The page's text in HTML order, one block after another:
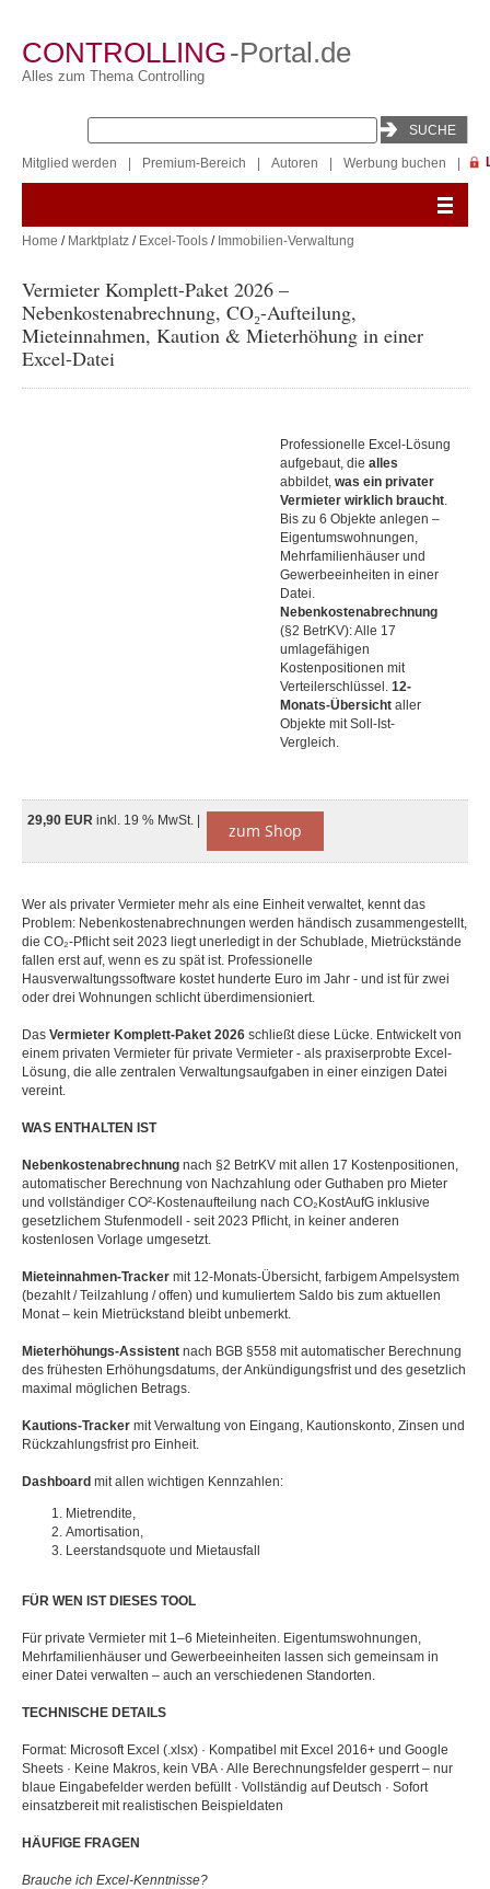
CONTROLLING-Portal.de
Alles zum Thema Controlling
Mitglied werden Premium-Bereich Autoren Werbung buchen
Home / Marktplatz / Excel-Tools / Immobilien-Verwaltung
Vermieter Komplett-Paket 2026 –
Nebenkostenabrechnung, CO₂-Aufteilung,
Mieteinnahmen, Kaution & Mieterhöhung in einer
Excel-Datei
Professionelle Excel-Lösung
aufgebaut, die alles
abbildet, was ein privater
Vermieter wirklich braucht.
Bis zu 6 Objekte anlegen –
Eigentumswohnungen,
Mehrfamilienhäuser und
Gewerbeeinheiten in einer
Datei.
Nebenkostenabrechnung
(§2 BetrKV): Alle 17
umlagefähigen
Kostenpositionen mit
Verteilerschlüssel. 12-
Monats-Übersicht aller
Objekte mit Soll-Ist-
Vergleich.
29,90 EUR inkl. 19 % MwSt. | zum Shop
Wer als privater Vermieter mehr als eine Einheit verwaltet, kennt das
Problem: Nebenkostenabrechnungen werden händisch zusammengestellt,
die CO₂-Pflicht seit 2023 liegt unerledigt in der Schublade, Mietrückstände
fallen erst auf, wenn es zu spät ist. Professionelle
Hausverwaltungssoftware kostet hunderte Euro im Jahr - und ist für zwei
oder drei Wohnungen schlicht überdimensioniert.
Das Vermieter Komplett-Paket 2026 schließt diese Lücke. Entwickelt von
einem privaten Vermieter für private Vermieter - als praxiserprobte Excel-
Lösung, die alle zentralen Verwaltungsaufgaben in einer einzigen Datei
vereint.
WAS ENTHALTEN IST
Nebenkostenabrechnung nach §2 BetrKV mit allen 17 Kostenpositionen,
automatischer Berechnung von Nachzahlung oder Guthaben pro Mieter
und vollständiger CO²-Kostenaufteilung nach CO₂KostAufG inklusive
gesetzlichem Stufenmodell - seit 2023 Pflicht, in keiner anderen
kostenlosen Vorlage umgesetzt.
Mieteinnahmen-Tracker mit 12-Monats-Übersicht, farbigem Ampelsystem
(bezahlt / Teilzahlung / offen) und kumuliertem Saldo bis zum aktuellen
Monat – kein Mietrückstand bleibt unbemerkt.
Mieterhöhungs-Assistent nach BGB §558 mit automatischer Berechnung
des frühesten Erhöhungsdatums, der Ankündigungsfrist und des gesetzlich
maximal möglichen Betrags.
Kautions-Tracker mit Verwaltung von Eingang, Kautionskonto, Zinsen und
Rückzahlungsfrist pro Einheit.
Dashboard mit allen wichtigen Kennzahlen:
Mietrendite,
Amortisation,
Leerstandsquote und Mietausfall
FÜR WEN IST DIESES TOOL
Für private Vermieter mit 1–6 Mieteinheiten. Eigentumswohnungen,
Mehrfamilienhäuser und Gewerbeeinheiten lassen sich gemeinsam in
einer Datei verwalten – auch an verschiedenen Standorten.
TECHNISCHE DETAILS
Format: Microsoft Excel (.xlsx) · Kompatibel mit Excel 2016+ und Google
Sheets · Keine Makros, kein VBA · Alle Berechnungsfelder gesperrt – nur
blaue Eingabefelder werden befüllt · Vollständig auf Deutsch · Sofort
einsatzbereit mit realistischen Beispieldaten
HÄUFIGE FRAGEN
Brauche ich Excel-Kenntnisse?